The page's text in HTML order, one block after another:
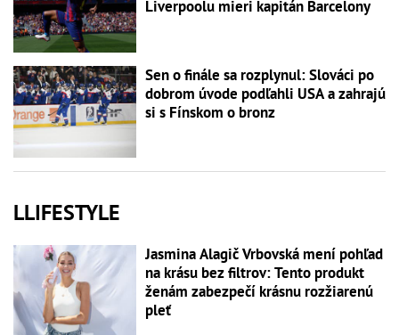
Liverpoolu mieri kapitán Barcelony
Sen o finále sa rozplynul: Slováci po
dobrom úvode podľahli USA a zahrajú
si s Fínskom o bronz
LLIFESTYLE
Jasmina Alagič Vrbovská mení pohľad
na krásu bez filtrov: Tento produkt
ženám zabezpečí krásnu rozžiarenú
pleť